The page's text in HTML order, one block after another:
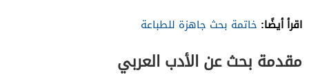
اقرأ أيضًا: خاتمة بحث جاهزة للطباعة
مقدمة بحث عن الأدب العربي